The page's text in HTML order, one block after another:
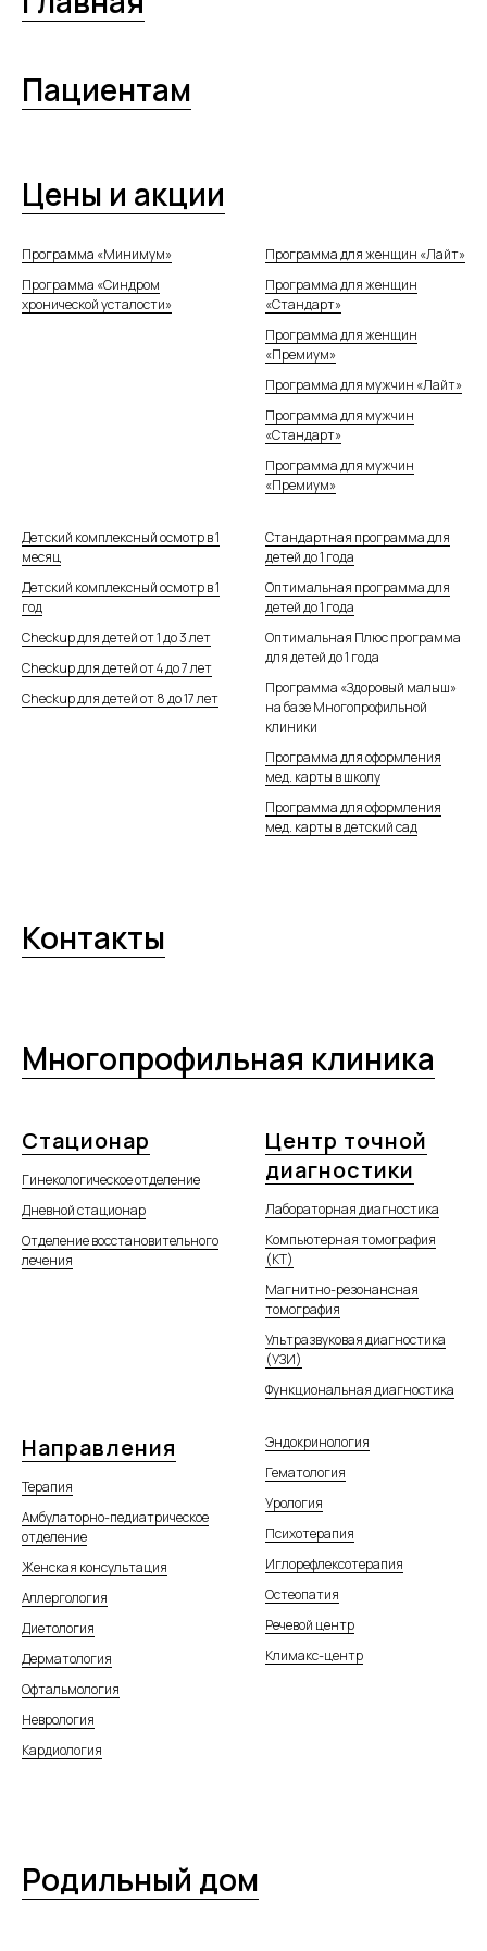
Пациентам
Цены и акции
Программа «Минимум»
Программа «Синдром
хронической усталости»
Программа для женщин «Лайт»
Программа для женщин
«Стандарт»
Программа для женщин
«Премиум»
Программа для мужчин «Лайт»
Программа для мужчин
«Стандарт»
Программа для мужчин
«Премиум»
Детский комплексный осмотр в 1
месяц
Детский комплексный осмотр в 1
год
Cheсkup для детей от 1 до 3 лет
Cheсkup для детей от 4 до 7 лет
Cheсkup для детей от 8 до 17 лет
Стандартная программа для
детей до 1 года
Оптимальная программа для
детей до 1 года
Оптимальная Плюс программа
для детей до 1 года
Программа «Здоровый малыш»
на базе Многопрофильной
клиники
Программа для оформления
мед. карты в школу
Программа для оформления
мед. карты в детский сад
Контакты
Многопрофильная клиника
Стационар
Гинекологическое отделение
Дневной стационар
Отделение восстановительного
лечения
Центр точной
диагностики
Лабораторная диагностика
Компьютерная томография
(КТ)
Магнитно-резонансная
томография
Ультразвуковая диагностика
(УЗИ)
Функциональная диагностика
Направления
Терапия
Амбулаторно-педиатрическое
отделение
Женская консультация
Аллергология
Диетология
Дерматология
Офтальмология
Неврология
Кардиология
Эндокринология
Гематология
Урология
Психотерапия
Иглорефлексотерапия
Остеопатия
Речевой центр
Климакс-центр
Родильный дом